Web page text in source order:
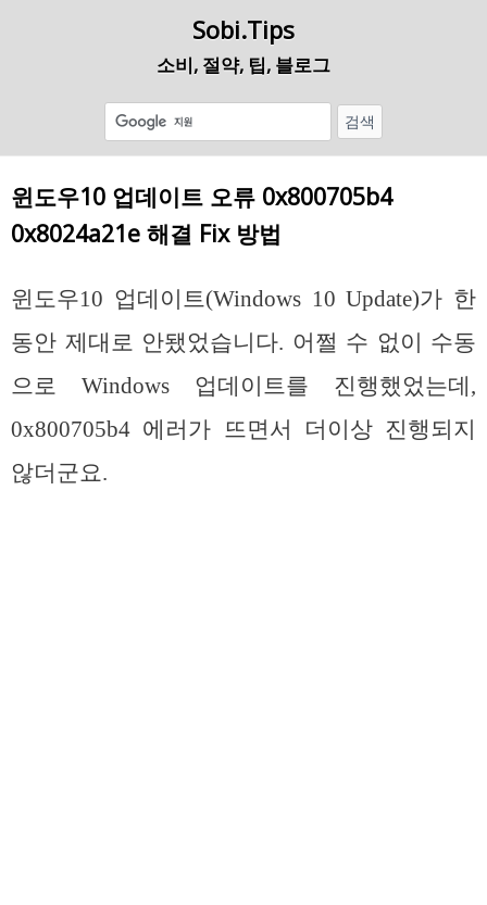
Sobi.Tips
소비, 절약, 팁, 블로그
윈도우10 업데이트 오류 0x800705b4
0x8024a21e 해결 Fix 방법
윈도우10 업데이트(Windows 10 Update)가 한
동안 제대로 안됐었습니다. 어쩔 수 없이 수동
으로 Windows 업데이트를 진행했었는데,
0x800705b4 에러가 뜨면서 더이상 진행되지
않더군요.